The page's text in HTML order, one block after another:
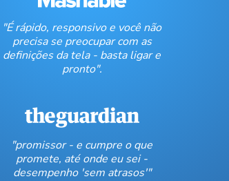
"É rápido, responsivo e você não
precisa se preocupar com as
definições da tela - basta ligar e
pronto".
"promissor - e cumpre o que
promete, até onde eu sei -
desempenho 'sem atrasos'"